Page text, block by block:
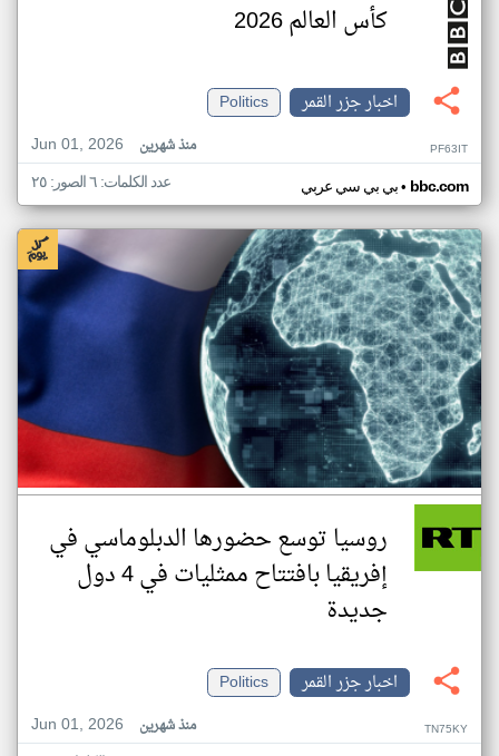
كأس العالم 2026
اخبار جزر القمر
Politics
Jun 01, 2026
منذ شهرين PF63IT
بي بي سي عربي• bbc.com عدد الكلمات: ٦ الصور: ٢٥
روسيا توسع حضورها الدبلوماسي في
إفريقيا بافتتاح ممثليات في 4 دول
جديدة
اخبار جزر القمر
Politics
Jun 01, 2026
منذ شهرين TN75KY